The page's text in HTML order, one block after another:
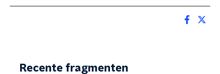
Recente fragmenten